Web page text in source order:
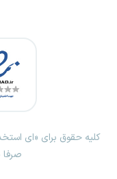
کلیه حقوق برای «ای